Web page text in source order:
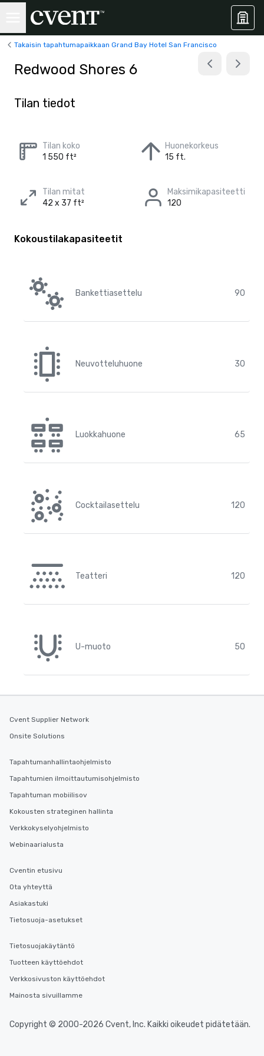
Takaisin tapahtumapaikkaan Grand Bay Hotel San Francisco
Redwood Shores 6
Tilan tiedot
Tilan koko
1 550 ft²
Huonekorkeus
15 ft.
Tilan mitat
42 x 37 ft²
Maksimikapasiteetti
120
Kokoustilakapasiteetit
Bankettiasettelu 90
Neuvotteluhuone 30
Luokkahuone 65
Cocktailasettelu 120
Teatteri 120
U-muoto 50
Cvent Supplier Network
Onsite Solutions
Tapahtumanhallintaohjelmisto
Tapahtumien ilmoittautumisohjelmisto
Tapahtuman mobiilisov
Kokousten strateginen hallinta
Verkkokyselyohjelmisto
Webinaarialusta
Cventin etusivu
Ota yhteyttä
Asiakastuki
Tietosuoja-asetukset
Tietosuojakäytäntö
Tuotteen käyttöehdot
Verkkosivuston käyttöehdot
Mainosta sivuillamme
Copyright © 2000-2026 Cvent, Inc. Kaikki oikeudet pidätetään.